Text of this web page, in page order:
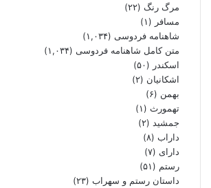
مرگ رنگ (۲۲)
مسافر (۱)
شاهنامه فردوسی (۱,۰۳۴)
متن کامل شاهنامه فردوسی (۱,۰۳۴)
اسکندر (۵۰)
اشکانیان (۲)
بهمن (۶)
تهمورث (۱)
جمشید (۲)
داراب (۸)
دارای (۷)
رستم (۵۱)
داستان رستم و سهراب (۲۳)